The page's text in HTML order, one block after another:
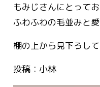
もみじさんにとって
ふわふわの毛並みと
棚の上から見下ろし
投稿：小林